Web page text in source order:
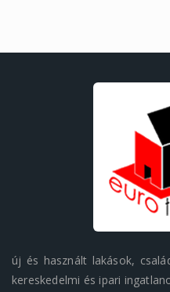
új és használt lakások,
kereskedelmi és ipari